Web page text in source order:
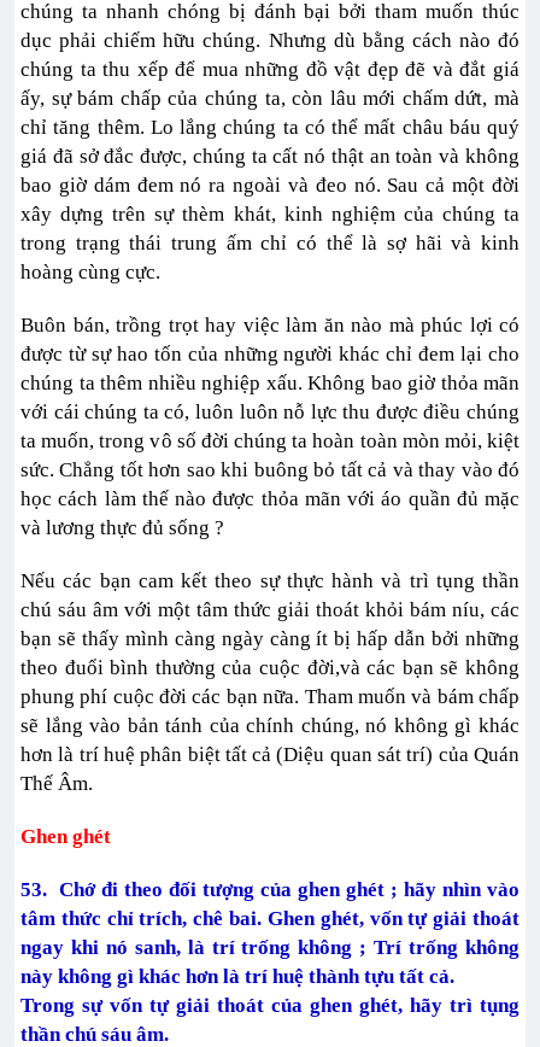
chúng ta nhanh chóng bị đánh bại bởi tham muốn thúc
dục phải chiếm hữu chúng. Nhưng dù bằng cách nào đó
chúng ta thu xếp để mua những đồ vật đẹp đẽ và đắt giá
ấy, sự bám chấp của chúng ta, còn lâu mới chấm dứt, mà
chỉ tăng thêm. Lo lắng chúng ta có thể mất châu báu quý
giá đã sở đắc được, chúng ta cất nó thật an toàn và không
bao giờ dám đem nó ra ngoài và đeo nó. Sau cả một đời
xây dựng trên sự thèm khát, kinh nghiệm của chúng ta
trong trạng thái trung ấm chỉ có thể là sợ hãi và kinh
hoàng cùng cực.
Buôn bán, trồng trọt hay việc làm ăn nào mà phúc lợi có
được từ sự hao tốn của những người khác chỉ đem lại cho
chúng ta thêm nhiều nghiệp xấu. Không bao giờ thỏa mãn
với cái chúng ta có, luôn luôn nỗ lực thu được điều chúng
ta muốn, trong vô số đời chúng ta hoàn toàn mòn mỏi, kiệt
sức. Chẳng tốt hơn sao khi buông bỏ tất cả và thay vào đó
học cách làm thế nào được thỏa mãn với áo quần đủ mặc
và lương thực đủ sống ?
Nếu các bạn cam kết theo sự thực hành và trì tụng thần
chú sáu âm với một tâm thức giải thoát khỏi bám níu, các
bạn sẽ thấy mình càng ngày càng ít bị hấp dẫn bởi những
theo đuổi bình thường của cuộc đời,và các bạn sẽ không
phung phí cuộc đời các bạn nữa. Tham muốn và bám chấp
sẽ lắng vào bản tánh của chính chúng, nó không gì khác
hơn là trí huệ phân biệt tất cả (Diệu quan sát trí) của Quán
Thế Âm.
Ghen ghét
53. Chớ đi theo đối tượng của ghen ghét ; hãy nhìn vào
tâm thức chỉ trích, chê bai. Ghen ghét, vốn tự giải thoát
ngay khi nó sanh, là trí trống không ; Trí trống không
này không gì khác hơn là trí huệ thành tựu tất cả.
Trong sự vốn tự giải thoát của ghen ghét, hãy trì tụng
thần chú sáu âm.